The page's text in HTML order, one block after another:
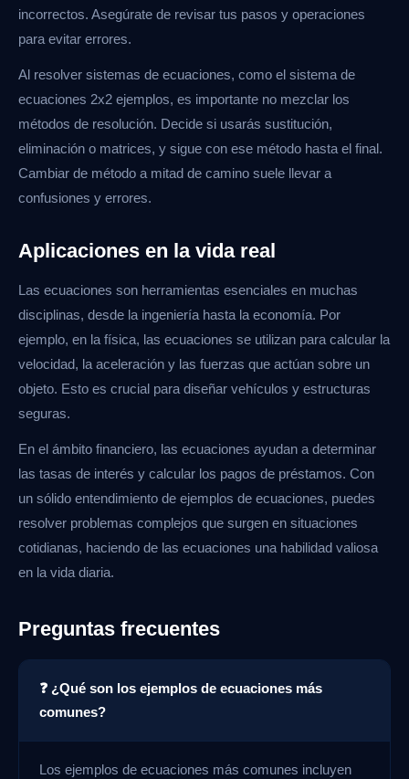
incorrectos. Asegúrate de revisar tus pasos y operaciones
para evitar errores.
Al resolver sistemas de ecuaciones, como el sistema de
ecuaciones 2x2 ejemplos, es importante no mezclar los
métodos de resolución. Decide si usarás sustitución,
eliminación o matrices, y sigue con ese método hasta el final.
Cambiar de método a mitad de camino suele llevar a
confusiones y errores.
Aplicaciones en la vida real
Las ecuaciones son herramientas esenciales en muchas
disciplinas, desde la ingeniería hasta la economía. Por
ejemplo, en la física, las ecuaciones se utilizan para calcular la
velocidad, la aceleración y las fuerzas que actúan sobre un
objeto. Esto es crucial para diseñar vehículos y estructuras
seguras.
En el ámbito financiero, las ecuaciones ayudan a determinar
las tasas de interés y calcular los pagos de préstamos. Con
un sólido entendimiento de ejemplos de ecuaciones, puedes
resolver problemas complejos que surgen en situaciones
cotidianas, haciendo de las ecuaciones una habilidad valiosa
en la vida diaria.
Preguntas frecuentes
❓ ¿Qué son los ejemplos de ecuaciones más
comunes?
Los ejemplos de ecuaciones más comunes incluyen